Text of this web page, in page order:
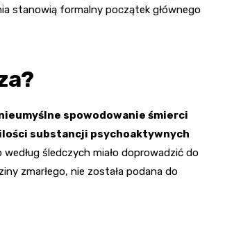
stanowią formalny początek głównego
spowodowanie śmierci
substancji psychoaktywnych
śledczych miało doprowadzić do
zmarłego, nie została podana do